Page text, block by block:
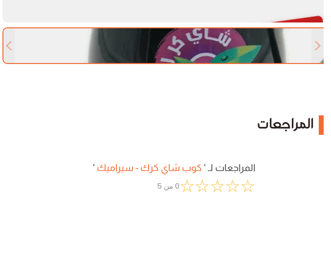
نفذت الكمية
Next slide
المراجعات
المراجعات لـ ‘ كوب شاي كرك - سيراميك ‘
☆
☆
☆
☆
☆
0 من